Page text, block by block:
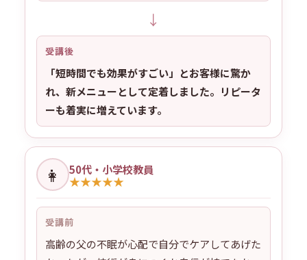
↓
受講後
「短時間でも効果がすごい」とお客様に驚か
れ、新メニューとして定着しました。リピータ
ーも着実に増えています。
👩 50代・小学校教員
★★★★★
受講前
高齢の父の不眠が心配で自分でケアしてあげた